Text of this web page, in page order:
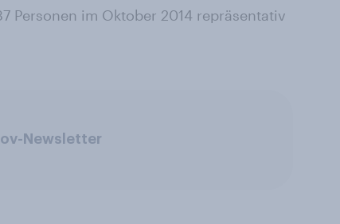
Personen im Oktober 2014 repräsentativ
Newsletter